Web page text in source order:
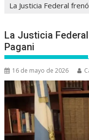
La Justicia Federal
La Justicia
Pagani
16 de mayo de 2026